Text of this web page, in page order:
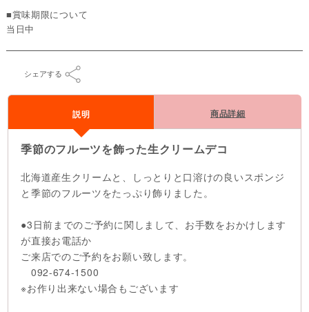
■賞味期限について
当日中
シェアする
説明 商品詳細
季節のフルーツを飾った生クリームデコ
北海道産生クリームと、しっとりと口溶けの良いスポンジ
と季節のフルーツをたっぷり飾りました。
●3日前までのご予約に関しまして、お手数をおかけします
が直接お電話か
ご来店でのご予約をお願い致します。
092-674-1500
※お作り出来ない場合もございます